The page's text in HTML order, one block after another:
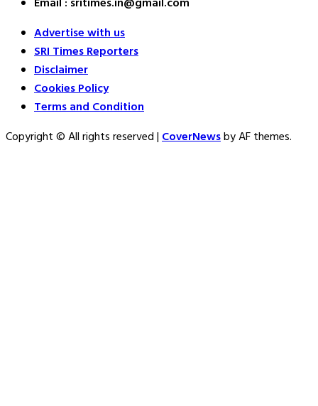
Email : sritimes.in@gmail.com
Advertise with us
SRI Times Reporters
Disclaimer
Cookies Policy
Terms and Condition
Copyright © All rights reserved|CoverNewsby AF themes.